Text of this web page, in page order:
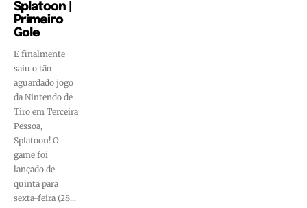
Splatoon |
Primeiro
Gole
E finalmente
saiu o tão
aguardado jogo
da Nintendo de
Tiro em Terceira
Pessoa,
Splatoon! O
game foi
lançado de
quinta para
sexta-feira (28...